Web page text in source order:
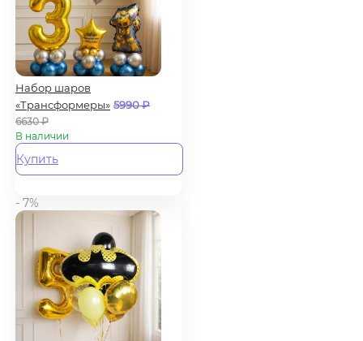
Набор шаров
«Трансформеры» 5990₽
6630₽
В наличии
Купить
- 7%